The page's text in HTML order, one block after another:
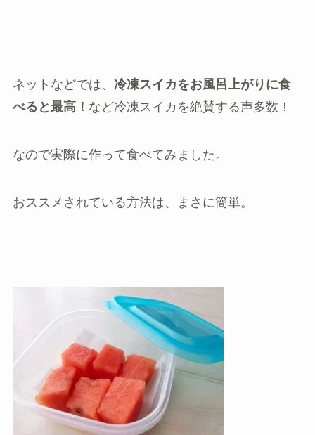
ネットなどでは、 冷凍スイカをお風呂上がりに食
べると最高！ など冷凍スイカを絶賛する声多数！
なので実際に作って食べてみました。
おススメされている方法は、まさに簡単。